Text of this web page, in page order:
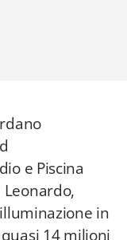
e Piscina
Leonardo,
in
14 milioni